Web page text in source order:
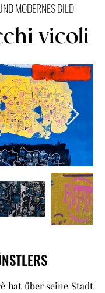
MODERNES BILD
vicoli
hat über seine Stadt